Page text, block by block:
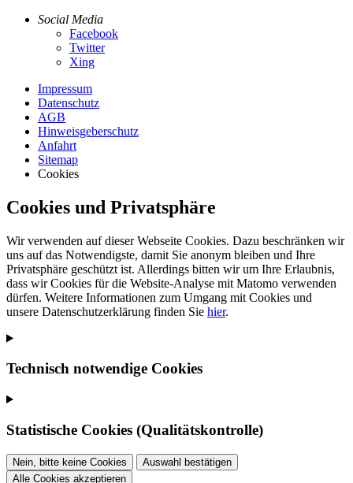
Social Media
Facebook
Twitter
Xing
Impressum
Datenschutz
AGB
Hinweisgeberschutz
Anfahrt
Sitemap
Cookies
Cookies und Privatsphäre
Wir verwenden auf dieser Webseite Cookies. Dazu beschränken wir
uns auf das Notwendigste, damit Sie anonym bleiben und Ihre
Privatsphäre geschützt ist. Allerdings bitten wir um Ihre Erlaubnis,
dass wir Cookies für die Website-Analyse mit Matomo verwenden
dürfen. Weitere Informationen zum Umgang mit Cookies und
unsere Datenschutzerklärung finden Sie hier.
Technisch notwendige Cookies
Statistische Cookies (Qualitätskontrolle)
Nein, bitte keine Cookies
Auswahl bestätigen
Alle Cookies akzeptieren